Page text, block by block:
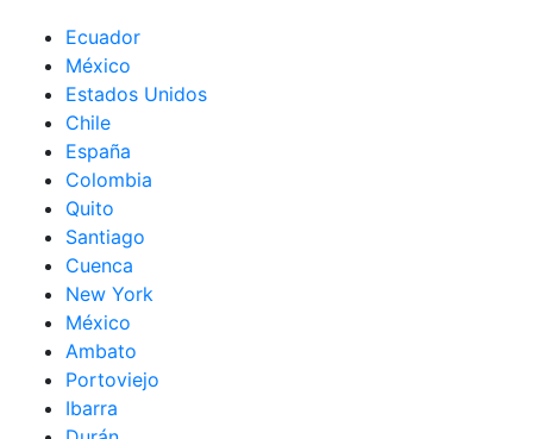
Ecuador
México
Estados Unidos
Chile
España
Colombia
Quito
Santiago
Cuenca
New York
México
Ambato
Portoviejo
Ibarra